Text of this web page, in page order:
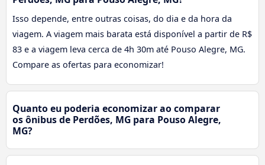
Isso depende, entre outras coisas, do dia e da hora da
viagem. A viagem mais barata está disponível a partir de R$
83 e a viagem leva cerca de 4h 30m até Pouso Alegre, MG.
Compare as ofertas para economizar!
Quanto eu poderia economizar ao comparar
os ônibus de Perdões, MG para Pouso Alegre,
MG?